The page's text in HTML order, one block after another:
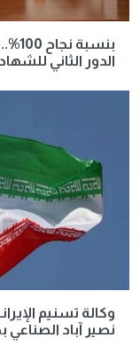
الدور الثاني
نصير آباد الصناعي